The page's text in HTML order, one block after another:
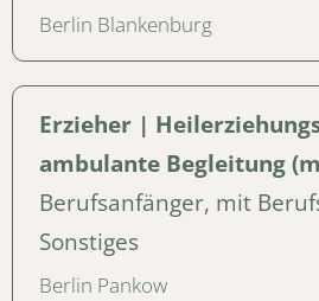
Berlin Blankenburg
Erzieher |
ambulante Begleitung
Berufsanfänger, mit
Sonstiges
Berlin Pankow